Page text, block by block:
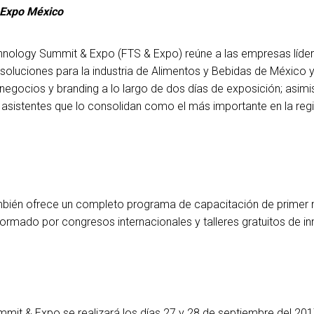
México
Summit & Expo (FTS & Expo) reúne a las empresas
para la industria de Alimentos y Bebidas de México y
y branding a lo largo de dos días de exposición;
que lo consolidan como el más importante en la
ofrece un completo programa de capacitación de primer
por congresos internacionales y talleres gratuitos de